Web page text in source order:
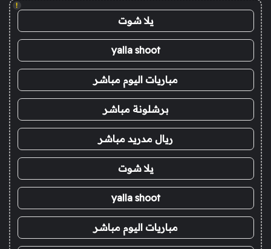
!
يلا شوت
yalla shoot
مباريات اليوم مباشر
برشلونة مباشر
ريال مدريد مباشر
يلا شوت
yalla shoot
مباريات اليوم مباشر